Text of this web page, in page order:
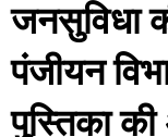
जनसुविधा
पंजीयन
पुस्तिका की